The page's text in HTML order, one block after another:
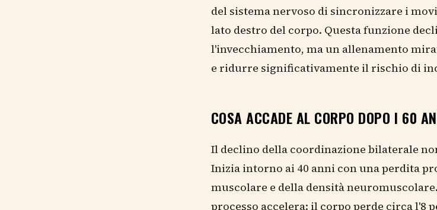
del sistema nervoso di sincronizzare i
lato destro del corpo. Questa funzione
l'invecchiamento, ma un allenamento
e ridurre significativamente il rischio di
COSA ACCADE AL CORPO DOPO I 60
Il declino della coordinazione bilaterale
Inizia intorno ai 40 anni con una perdita
muscolare e della densità
processo accelera: il corpo perde circa l'8